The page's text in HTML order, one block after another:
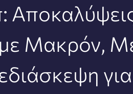
Αποκαλύψεις
με Μακρόν,